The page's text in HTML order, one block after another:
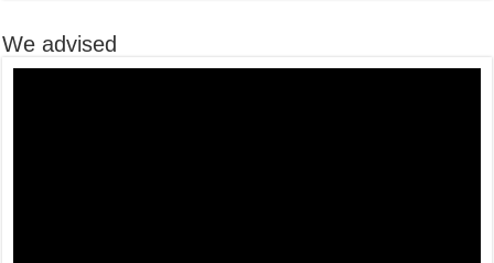
We advised